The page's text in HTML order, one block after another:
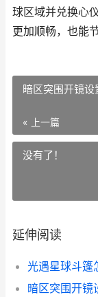
球区域并兑换心
更加顺畅，也能
暗区突围开镜设
« 上一篇
没有了！
延伸阅读
光遇星球斗篷
暗区突围开镜